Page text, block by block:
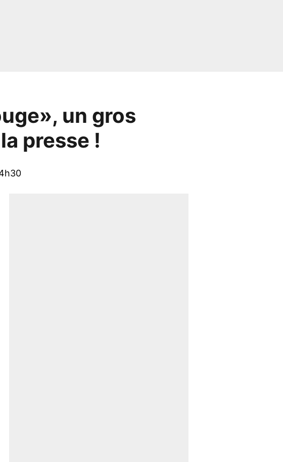
un gros
presse !